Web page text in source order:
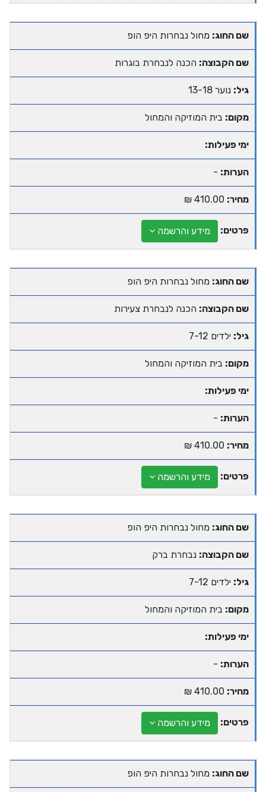
שם החוג: מחול נבחרות היפ הופ
שם הקבוצה: הכנה לנבחרת בוגרות
גיל: נוער 13-18
מקום: בית המוזיקה והמחול
ימי פעילות:
הערות: -
מחיר:
פרטים: מידע והרשמה
שם החוג: מחול נבחרות היפ הופ
שם הקבוצה: הכנה לנבחרת צעירות
גיל: ילדים 7-12
מקום: בית המוזיקה והמחול
ימי פעילות:
הערות: -
מחיר:
פרטים: מידע והרשמה
שם החוג: מחול נבחרות היפ הופ
שם הקבוצה: נבחרת ברק
גיל: ילדים 7-12
מקום: בית המוזיקה והמחול
ימי פעילות:
הערות: -
מחיר:
פרטים: מידע והרשמה
שם החוג: מחול נבחרות היפ הופ